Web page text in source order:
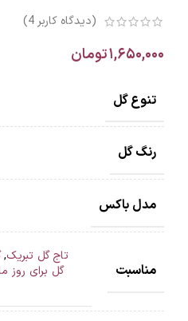
(دیدگاه کاربر 4
)
۱,۶۵۰,۰۰۰تومان
تنوع گل
رنگ گل
مدل باکس
مناسبت
تاج گل تبریک,
گل برای روز